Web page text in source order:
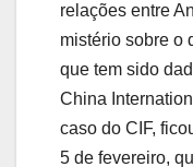
relações entre
mistério sobre o
que tem sido
China
caso do CIF,
5 de fevereiro,